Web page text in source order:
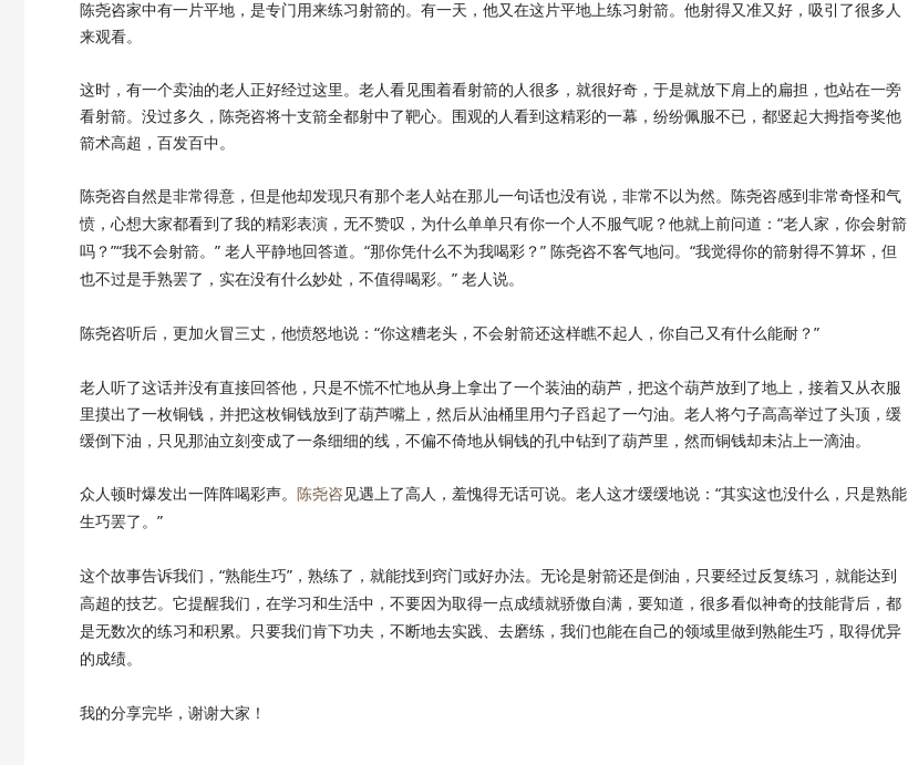
陈尧咨家中有一片平地，是专门用来练习射箭的。有一天，他又在这片平地上练习射箭。他射得又准又好，吸引了很多人
来观看。
这时，有一个卖油的老人正好经过这里。老人看见围着看射箭的人很多，就很好奇，于是就放下肩上的扁担，也站在一旁
看射箭。没过多久，陈尧咨将十支箭全都射中了靶心。围观的人看到这精彩的一幕，纷纷佩服不已，都竖起大拇指夸奖他
箭术高超，百发百中。
陈尧咨自然是非常得意，但是他却发现只有那个老人站在那儿一句话也没有说，非常不以为然。陈尧咨感到非常奇怪和气
愤，心想大家都看到了我的精彩表演，无不赞叹，为什么单单只有你一个人不服气呢？他就上前问道： “老人家，你会射箭
吗？”“我不会射箭。” 老人平静地回答道。“那你凭什么不为我喝彩？” 陈尧咨不客气地问。“我觉得你的箭射得不算坏，但
也不过是手熟罢了，实在没有什么妙处，不值得喝彩。” 老人说。
陈尧咨听后，更加火冒三丈，他愤怒地说： “你这糟老头，不会射箭还这样瞧不起人，你自己又有什么能耐？”
老人听了这话并没有直接回答他，只是不慌不忙地从身上拿出了一个装油的葫芦，把这个葫芦放到了地上，接着又从衣服
里摸出了一枚铜钱，并把这枚铜钱放到了葫芦嘴上，然后从油桶里用勺子舀起了一勺油。老人将勺子高高举过了头顶，缓
缓倒下油，只见那油立刻变成了一条细细的线，不偏不倚地从铜钱的孔中钻到了葫芦里，然而铜钱却未沾上一滴油。
众人顿时爆发出一阵阵喝彩声。 陈尧咨见遇上了高人，羞愧得无话可说。老人这才缓缓地说： “其实这也没什么，只是熟能
生巧罢了。”
这个故事告诉我们， “熟能生巧”，熟练了，就能找到窍门或好办法。无论是射箭还是倒油，只要经过反复练习，就能达到
高超的技艺。它提醒我们，在学习和生活中，不要因为取得一点成绩就骄傲自满，要知道，很多看似神奇的技能背后，都
是无数次的练习和积累。只要我们肯下功夫，不断地去实践、去磨练，我们也能在自己的领域里做到熟能生巧，取得优异
的成绩。
我的分享完毕，谢谢大家！